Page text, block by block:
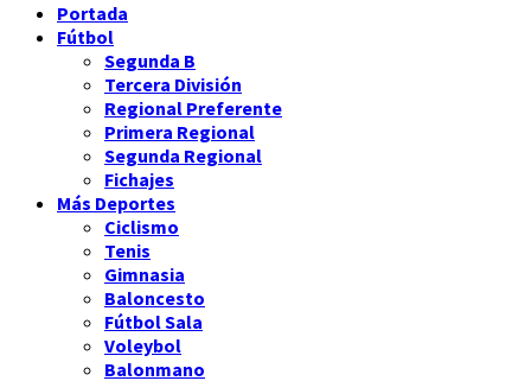
Portada
Fútbol
Segunda B
Tercera División
Regional Preferente
Primera Regional
Segunda Regional
Fichajes
Más Deportes
Ciclismo
Tenis
Gimnasia
Baloncesto
Fútbol Sala
Voleybol
Balonmano